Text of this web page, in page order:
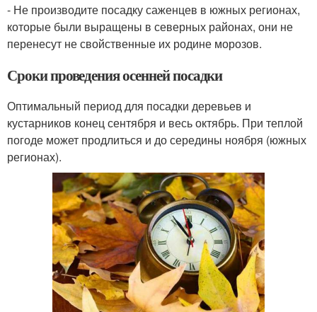
- Не производите посадку саженцев в южных регионах,
которые были выращены в северных районах, они не
перенесут не свойственные их родине морозов.
Сроки проведения осенней посадки
Оптимальный период для посадки деревьев и
кустарников конец сентября и весь октябрь. При теплой
погоде может продлиться и до середины ноября (южных
регионах).